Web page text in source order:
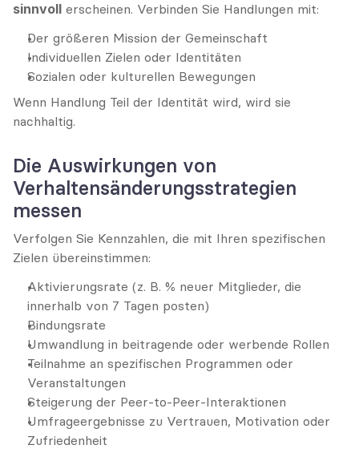
sinnvoll erscheinen. Verbinden Sie Handlungen mit:
Der größeren Mission der Gemeinschaft
Individuellen Zielen oder Identitäten
Sozialen oder kulturellen Bewegungen
Wenn Handlung Teil der Identität wird, wird sie
nachhaltig.
Die Auswirkungen von
Verhaltensänderungsstrategien
messen
Verfolgen Sie Kennzahlen, die mit Ihren spezifischen
Zielen übereinstimmen:
Aktivierungsrate (z. B. % neuer Mitglieder, die
innerhalb von 7 Tagen posten)
Bindungsrate
Umwandlung in beitragende oder werbende Rollen
Teilnahme an spezifischen Programmen oder
Veranstaltungen
Steigerung der Peer-to-Peer-Interaktionen
Umfrageergebnisse zu Vertrauen, Motivation oder
Zufriedenheit